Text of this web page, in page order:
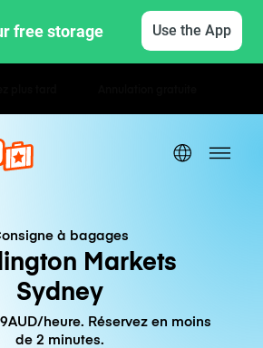
free storage Use the App
à bagages
Markets
Sydney
heure. Réservez en moins
de 2 minutes.